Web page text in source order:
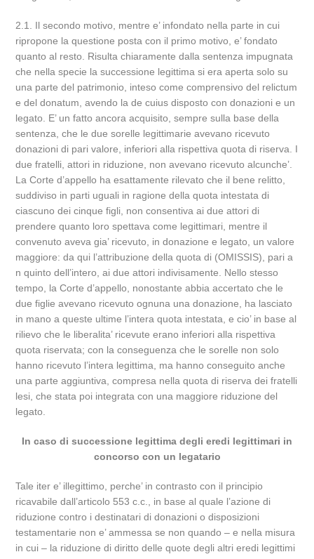
2.1. Il secondo motivo, mentre e’ infondato nella parte in cui
ripropone la questione posta con il primo motivo, e’ fondato
quanto al resto. Risulta chiaramente dalla sentenza impugnata
che nella specie la successione legittima si era aperta solo su
una parte del patrimonio, inteso come comprensivo del relictum
e del donatum, avendo la de cuius disposto con donazioni e un
legato. E’ un fatto ancora acquisito, sempre sulla base della
sentenza, che le due sorelle legittimarie avevano ricevuto
donazioni di pari valore, inferiori alla rispettiva quota di riserva. I
due fratelli, attori in riduzione, non avevano ricevuto alcunche’.
La Corte d’appello ha esattamente rilevato che il bene relitto,
suddiviso in parti uguali in ragione della quota intestata di
ciascuno dei cinque figli, non consentiva ai due attori di
prendere quanto loro spettava come legittimari, mentre il
convenuto aveva gia’ ricevuto, in donazione e legato, un valore
maggiore: da qui l’attribuzione della quota di (OMISSIS), pari a
n quinto dell’intero, ai due attori indivisamente. Nello stesso
tempo, la Corte d’appello, nonostante abbia accertato che le
due figlie avevano ricevuto ognuna una donazione, ha lasciato
in mano a queste ultime l’intera quota intestata, e cio’ in base al
rilievo che le liberalita’ ricevute erano inferiori alla rispettiva
quota riservata; con la conseguenza che le sorelle non solo
hanno ricevuto l’intera legittima, ma hanno conseguito anche
una parte aggiuntiva, compresa nella quota di riserva dei fratelli
lesi, che stata poi integrata con una maggiore riduzione del
legato.
In caso di successione legittima degli eredi legittimari in
concorso con un legatario
Tale iter e’ illegittimo, perche’ in contrasto con il principio
ricavabile dall’articolo 553 c.c., in base al quale l’azione di
riduzione contro i destinatari di donazioni o disposizioni
testamentarie non e’ ammessa se non quando – e nella misura
in cui – la riduzione di diritto delle quote degli altri eredi legittimi